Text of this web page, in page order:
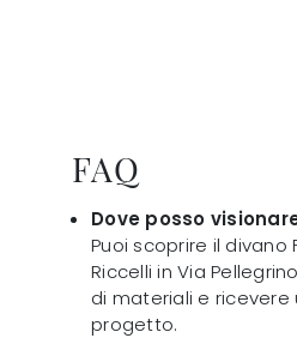
FAQ
Dove posso
Puoi scoprire il divano
Riccelli in Via
di materiali e ricevere
progetto.